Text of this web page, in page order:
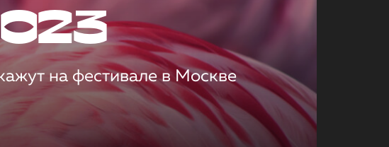
на фестивале в Москве